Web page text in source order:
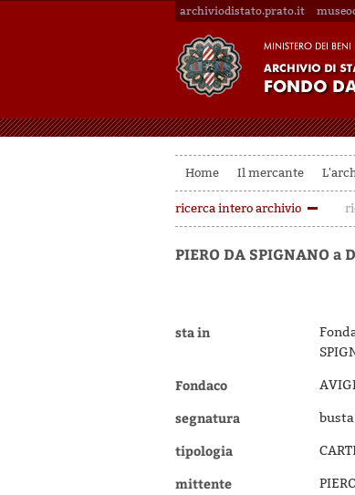
archiviodistato.prato.it
Home Il mercante
ricerca intero archivio
PIERO DA SPIGNANO a
sta in
Fondaco
segnatura busta
tipologia
mittente